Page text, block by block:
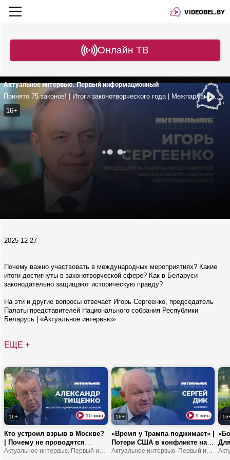
VIDEOBEL.BY
Онлайн ТВ
Актуальное интервью. Первый информационный
Принято 75 законов! | Итоги законотворческого года | Межпарламентская деятельность и работа с избирателями | Сергеенко
16+
2025-12-27
Почему важно участвовать в международных мероприятиях? Какие
итоги достигнуты в законотворческой сфере? Как в Беларуси
законодательно защищают историческую правду?
На эти и другие вопросы отвечает Игорь Сергеенко, председатель
Палаты представителей Национального собрания Республики
Беларусь | «Актуальное интервью»
ЕЩЕ +
16+ 10 мин
Кто устроил взрыв в Москве?
| Почему не проводятся
выборы в Украине? |
16+ 9 мин
«Время у Трампа поджимает» |
Потери США в конфликте на
Ближнем Востоке | Европа
от